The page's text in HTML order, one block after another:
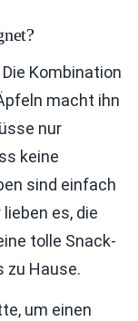
Kombination
macht ihn
nur
keine
sind einfach
es, die
tolle Snack-
zu Hause.
um einen